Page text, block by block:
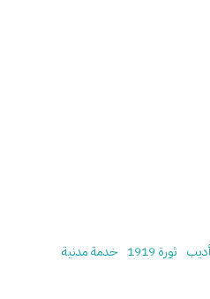
ثورة 1919
خدمة مدنية